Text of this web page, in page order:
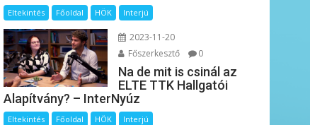
Eltekintés Főoldal HÖK Interjú
2023-11-20
Főszerkesztő
0
Na de mit is csinál az
ELTE TTK Hallgatói
Alapítvány? – InterNyúz
Eltekintés Főoldal HÖK Interjú